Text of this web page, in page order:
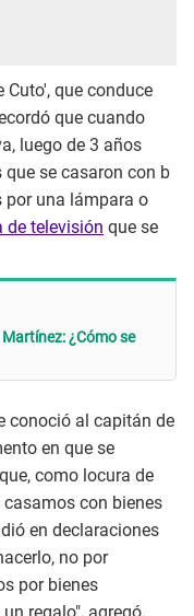
Cuto', que conduce
que cuando
luego de 3 años
que se casaron con b
por una lámpara o
de televisión que se
¿Cómo se
conoció al capitán de
en que se
como locura de
con bienes
en declaraciones
no por
por bienes